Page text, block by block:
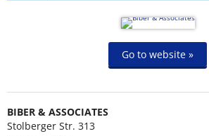
Go to website »
BIBER & ASSOCIATES
Stolberger Str. 313